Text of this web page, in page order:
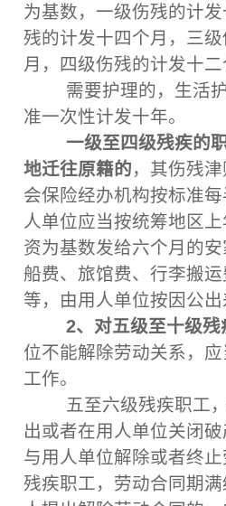
为基数，一级伤残的计
残的计发十四个月，三
月，四级伤残的计发十二
需要护理的，生活护
准一次性计发十年。
一级至四级残疾的
地迁往原籍的，其伤残
会保险经办机构按标准
人单位应当按统筹地区
资为基数发给六个月的
船费、旅馆费、行李搬
等，由用人单位按因公出
2、对五级至十级残
位不能解除劳动关系，
工作。
五至六级残疾职工，
出或者在用人单位关闭
与用人单位解除或者终
残疾职工，劳动合同期